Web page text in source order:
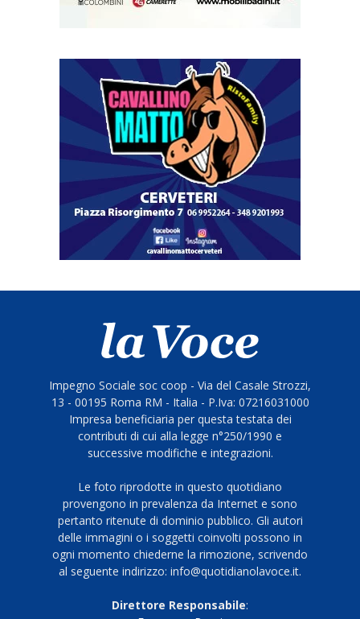
Impegno Sociale soc coop - Via del Casale Strozzi,
13 - 00195 Roma RM - Italia - P.Iva: 07216031000
Impresa beneficiaria per questa testata dei
contributi di cui alla legge n°250/1990 e
successive modifiche e integrazioni.
Le foto riprodotte in questo quotidiano
provengono in prevalenza da Internet e sono
pertanto ritenute di dominio pubblico. Gli autori
delle immagini o i soggetti coinvolti possono in
ogni momento chiederne la rimozione, scrivendo
al seguente indirizzo: info@quotidianolavoce.it.
Direttore Responsabile: